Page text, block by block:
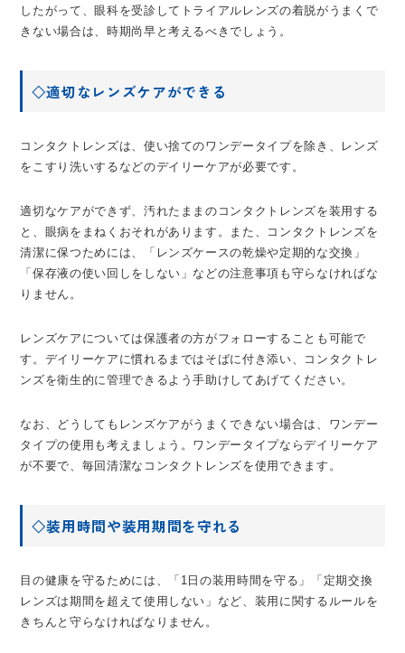
したがって、眼科を受診してトライアルレンズの着脱がうまくで
きない場合は、時期尚早と考えるべきでしょう。
◇適切なレンズケアができる
コンタクトレンズは、使い捨てのワンデータイプを除き、レンズ
をこすり洗いするなどのデイリーケアが必要です。
適切なケアができず、汚れたままのコンタクトレンズを装用する
と、眼病をまねくおそれがあります。また、コンタクトレンズを
清潔に保つためには、「レンズケースの乾燥や定期的な交換」
「保存液の使い回しをしない」などの注意事項も守らなければな
りません。
レンズケアについては保護者の方がフォローすることも可能で
す。デイリーケアに慣れるまではそばに付き添い、コンタクトレ
ンズを衛生的に管理できるよう手助けしてあげてください。
なお、どうしてもレンズケアがうまくできない場合は、ワンデー
タイプの使用も考えましょう。ワンデータイプならデイリーケア
が不要で、毎回清潔なコンタクトレンズを使用できます。
◇装用時間や装用期間を守れる
目の健康を守るためには、「1日の装用時間を守る」「定期交換
レンズは期間を超えて使用しない」など、装用に関するルールを
きちんと守らなければなりません。